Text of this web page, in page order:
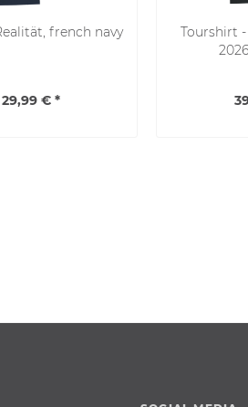
french navy
29,99 € *
Tourshirt